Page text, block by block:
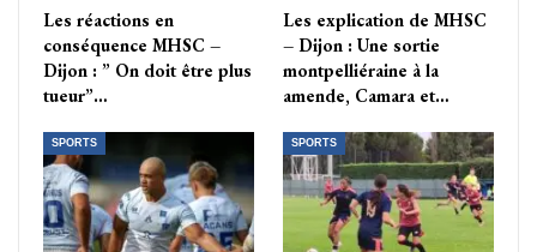
Les réactions en
conséquence MHSC –
Dijon : ” On doit être plus
tueur”…
Les explication de MHSC
– Dijon : Une sortie
montpelliéraine à la
amende, Camara et…
SPORTS SPORTS